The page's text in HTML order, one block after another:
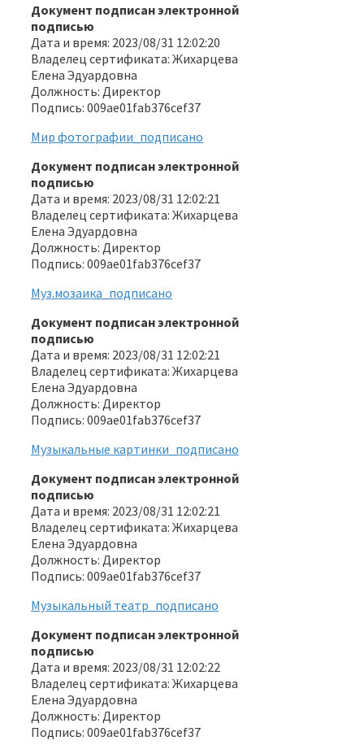
Документ подписан электронной
подписью
Дата и время: 2023/08/31 12:02:20
Владелец сертификата: Жихарцева
Елена Эдуардовна
Должность: Директор
Подпись: 009ae01fab376cef37
Мир фотографии_подписано
Документ подписан электронной
подписью
Дата и время: 2023/08/31 12:02:21
Владелец сертификата: Жихарцева
Елена Эдуардовна
Должность: Директор
Подпись: 009ae01fab376cef37
Муз.мозаика_подписано
Документ подписан электронной
подписью
Дата и время: 2023/08/31 12:02:21
Владелец сертификата: Жихарцева
Елена Эдуардовна
Должность: Директор
Подпись: 009ae01fab376cef37
Музыкальные картинки_подписано
Документ подписан электронной
подписью
Дата и время: 2023/08/31 12:02:21
Владелец сертификата: Жихарцева
Елена Эдуардовна
Должность: Директор
Подпись: 009ae01fab376cef37
Музыкальный театр_подписано
Документ подписан электронной
подписью
Дата и время: 2023/08/31 12:02:22
Владелец сертификата: Жихарцева
Елена Эдуардовна
Должность: Директор
Подпись: 009ae01fab376cef37